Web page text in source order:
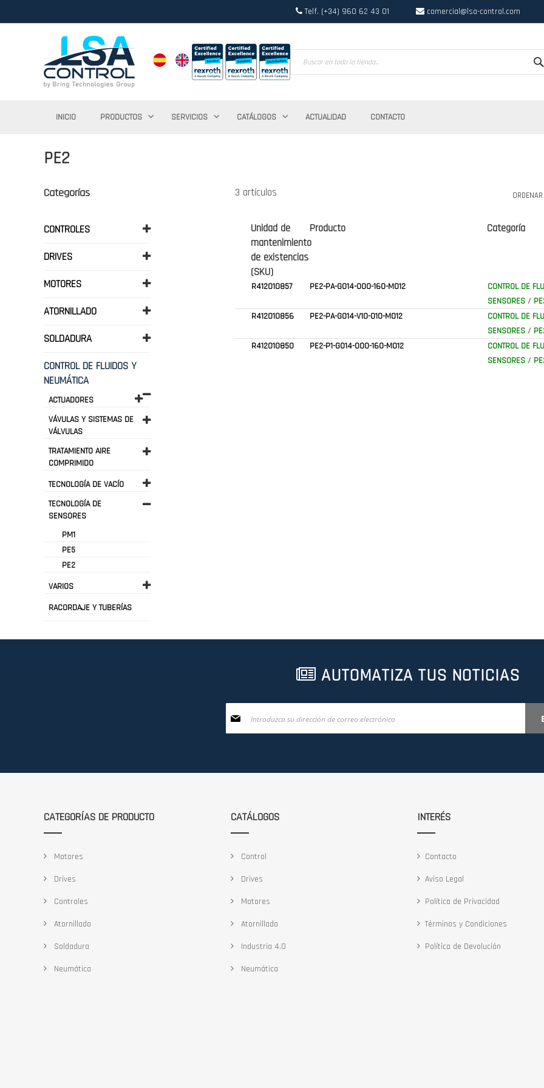
Telf. (+34) 960 62 43 01 comercial@lsa-control.com
INICIO PRODUCTOS SERVICIOS CATÁLOGOS ACTUALIDAD CONTACTO
PE2
3 artículos
Unidad de
mantenimiento
de existencias
(SKU)
Producto Categoría
R412010857 PE2-PA-G014-000-160-M012 CONTROL DE
SENSORES/
R412010856 PE2-PA-G014-V10-010-M012 CONTROL DE
SENSORES/
R412010850 PE2-P1-G014-000-160-M012 CONTROL DE
SENSORES/
Categorías
CONTROLES
DRIVES
MOTORES
ATORNILLADO
SOLDADURA
CONTROL DE FLUIDOS Y
NEUMÁTICA
ACTUADORES
VÁVULAS Y SISTEMAS DE
VÁLVULAS
TRATAMIENTO AIRE
COMPRIMIDO
TECNOLOGÍA DE VACÍO
TECNOLOGÍA DE
SENSORES
PM1
PE5
PE2
VARIOS
RACORDAJE Y TUBERÍAS
AUTOMATIZA TUS NOTICIAS
CATEGORÍAS DE PRODUCTO
Motores
Drives
Controles
Atornillado
Soldadura
Neumática
CATÁLOGOS
Control
Drives
Motores
Atornillado
Industria 4.0
Neumática
INTERÉS
Contacto
Aviso Legal
Política de Privacidad
Términos y Condiciones
Política de Devolución